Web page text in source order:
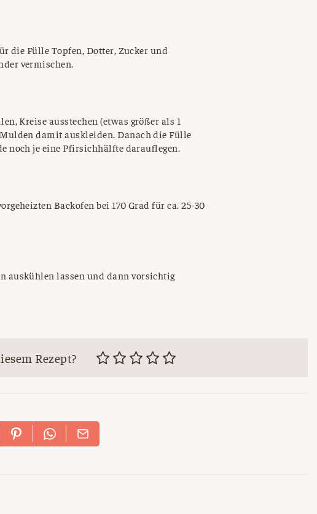
die Fülle Topfen, Dotter, Zucker und
vermischen.
Kreise ausstechen (etwas größer als 1
damit auskleiden. Danach die Fülle
noch je eine Pfirsichhälfte darauflegen.
Backofen bei 170 Grad für ca. 25-30
auskühlen lassen und dann vorsichtig
Rezept?